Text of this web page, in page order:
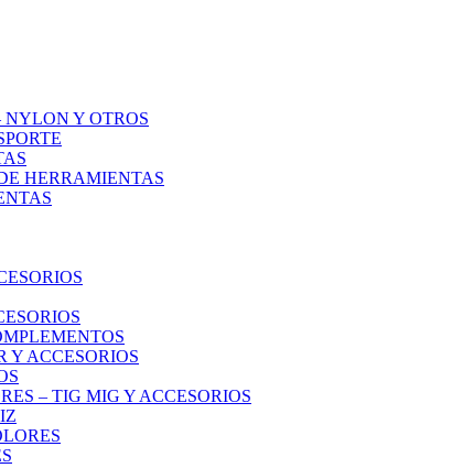
Y OTROS
HERRAMIENTAS
Y ACCESORIOS
– TIG MIG Y ACCESORIOS